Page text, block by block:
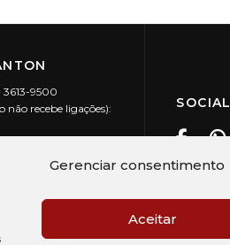
Gerenciar consentimento
Aceitar
3613-9500
recebe ligações):
SOCIAL